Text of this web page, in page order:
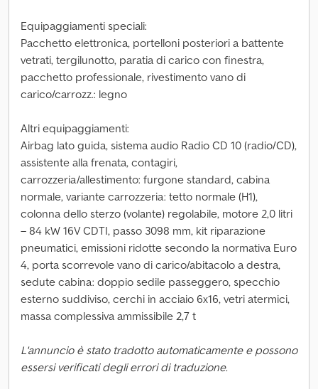
Equipaggiamenti speciali:
Pacchetto elettronica, portelloni posteriori a battente
vetrati, tergilunotto, paratia di carico con finestra,
pacchetto professionale, rivestimento vano di
carico/carrozz.: legno
Altri equipaggiamenti:
Airbag lato guida, sistema audio Radio CD 10 (radio/CD),
assistente alla frenata, contagiri,
carrozzeria/allestimento: furgone standard, cabina
normale, variante carrozzeria: tetto normale (H1),
colonna dello sterzo (volante) regolabile, motore 2,0 litri
– 84 kW 16V CDTI, passo 3098 mm, kit riparazione
pneumatici, emissioni ridotte secondo la normativa Euro
4, porta scorrevole vano di carico/abitacolo a destra,
sedute cabina: doppio sedile passeggero, specchio
esterno suddiviso, cerchi in acciaio 6x16, vetri atermici,
massa complessiva ammissibile 2,7 t
L'annuncio è stato tradotto automaticamente e possono
essersi verificati degli errori di traduzione.